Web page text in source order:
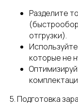
Разделите
отгрузки).
которые не
5. Подготовка
Нажимая кнопку,
обработку
Подробнее можно
Политике
ПОЛУЧИТЬ